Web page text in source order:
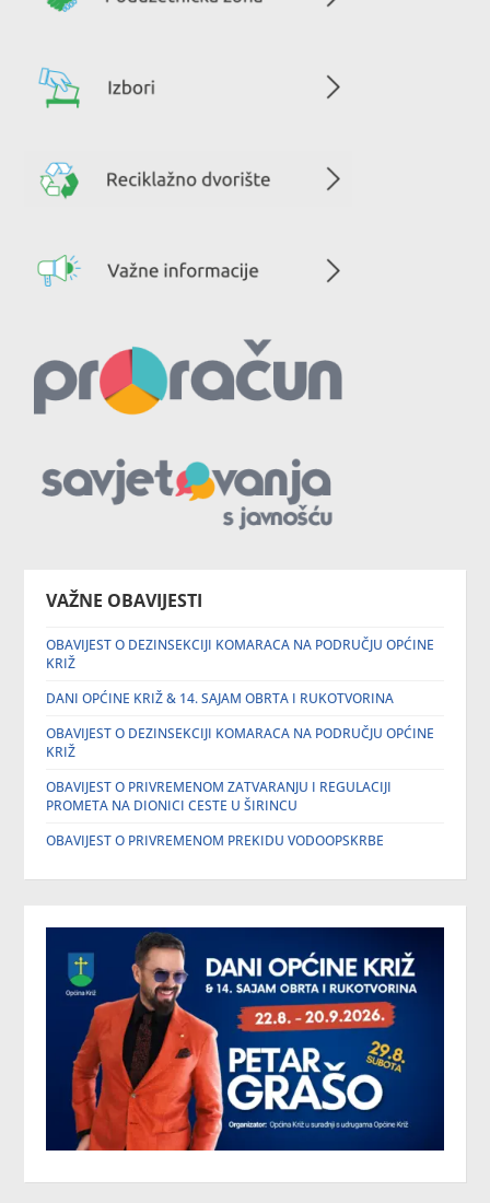
VAŽNE OBAVIJESTI
OBAVIJEST O DEZINSEKCIJI KOMARACA NA PODRUČJU OPĆINE
KRIŽ
DANI OPĆINE KRIŽ & 14. SAJAM OBRTA I RUKOTVORINA
OBAVIJEST O DEZINSEKCIJI KOMARACA NA PODRUČJU OPĆINE
KRIŽ
OBAVIJEST O PRIVREMENOM ZATVARANJU I REGULACIJI
PROMETA NA DIONICI CESTE U ŠIRINCU
OBAVIJEST O PRIVREMENOM PREKIDU VODOOPSKRBE